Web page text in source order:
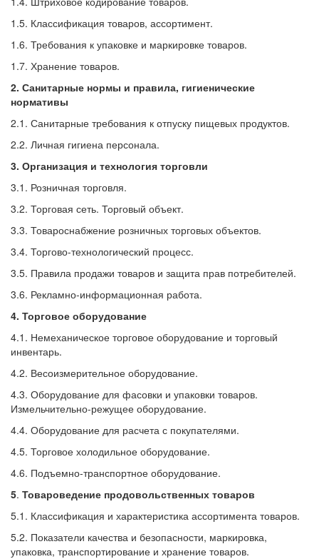
1.5. Классификация товаров, ассортимент.
1.6. Требования к упаковке и маркировке товаров.
1.7. Хранение товаров.
2. Санитарные нормы и правила, гигиенические
нормативы
2.1. Санитарные требования к отпуску пищевых продуктов.
2.2. Личная гигиена персонала.
3. Организация и технология торговли
3.1. Розничная торговля.
3.2. Торговая сеть. Торговый объект.
3.3. Товароснабжение розничных торговых объектов.
3.4. Торгово-технологический процесс.
3.5. Правила продажи товаров и защита прав потребителей.
3.6. Рекламно-информационная работа.
4. Торговое оборудование
4.1. Немеханическое торговое оборудование и торговый
инвентарь.
4.2. Весоизмерительное оборудование.
4.3. Оборудование для фасовки и упаковки товаров.
Измельчительно-режущее оборудование.
4.4. Оборудование для расчета с покупателями.
4.5. Торговое холодильное оборудование.
4.6. Подъемно-транспортное оборудование.
5. Товароведение продовольственных товаров
5.1. Классификация и характеристика ассортимента товаров.
5.2. Показатели качества и безопасности, маркировка,
упаковка, транспортирование и хранение товаров.